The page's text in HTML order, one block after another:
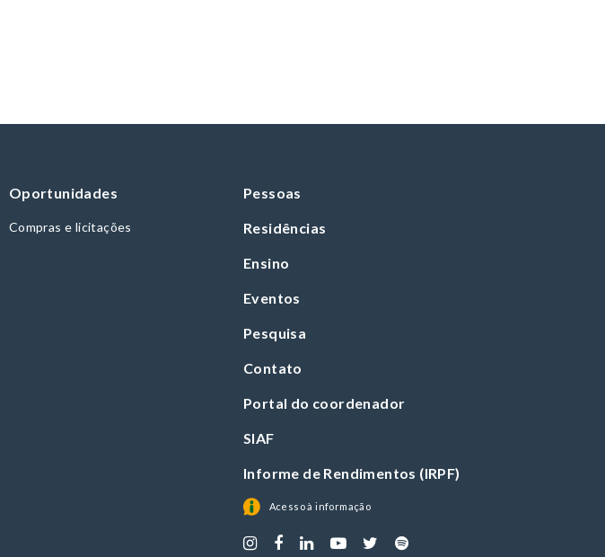
Oportunidades
Compras e licitações
Pessoas
Residências
Ensino
Eventos
Pesquisa
Contato
Portal do coordenador
SIAF
Informe de Rendimentos (IRPF)
Acesso à informação